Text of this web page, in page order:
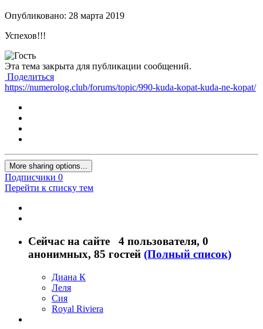
Опубликовано: 28 марта 2019
Успехов!!!
Эта тема закрыта для публикации сообщений.
Поделиться
https://numerolog.club/forums/topic/990-kuda-kopat-kuda-ne-kopat/
More sharing options...
Подписчики 0
Перейти к списку тем
Сейчас на сайте 4 пользователя, 0
анонимных, 85 гостей (Полный список)
Диана К
Леля
Сия
Royal Riviera